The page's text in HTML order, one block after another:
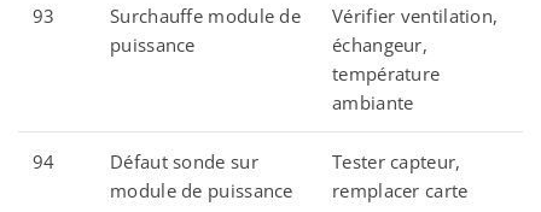
93
Surchauffe module de
puissance
Vérifier ventilation,
échangeur,
température
ambiante
94
Défaut sonde sur
module de puissance
Tester capteur,
remplacer carte